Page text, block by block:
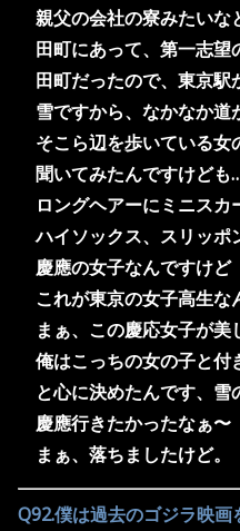
親父の会社の寮みたいな
田町にあって、 第一志望
田町だったので、東京駅
雪ですから、なかなか道
そこら辺を歩いている女
聞いてみたんですけども
ロングヘアーにミニスカ
ハイソックス、 スリッポ
慶應の女子なんですけど
これが東京の女子高生な
まぁ、この慶応女子が美
俺はこっちの女の子と付
と心に決めたんです、雪
慶應行きたかったなぁ〜
まぁ、落ちましたけど。
Q92.僕は過去のゴジラ映画